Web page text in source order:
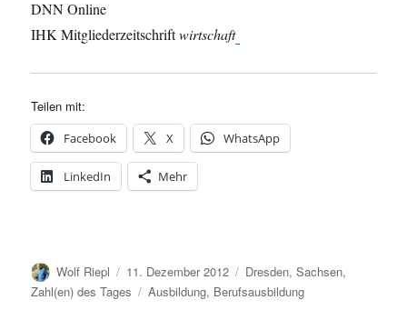
DNN Online
IHK Mitgliederzeitschriftwirtschaft
Teilen mit:
Facebook X WhatsApp
LinkedIn Mehr
Autor
Wolf Riepl
Veröffentlicht
am
11. Dezember 2012 Kategorien
Dresden,Sachsen,
Zahl(en) des Tages
Schlagwörter
Ausbildung, Berufsausbildung